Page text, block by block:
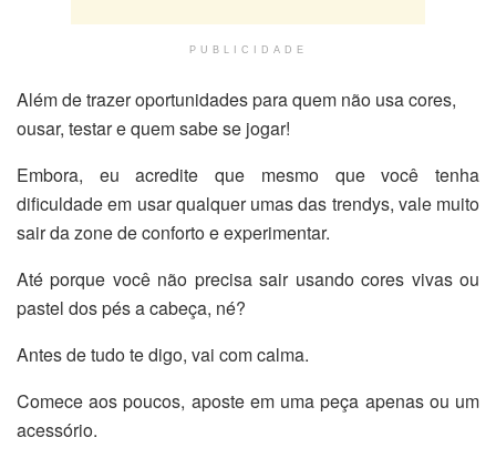
PUBLICIDADE
Além de trazer oportunidades para quem não usa cores,
ousar, testar e quem sabe se jogar!
Embora, eu acredite que mesmo que você tenha
dificuldade em usar qualquer umas das trendys, vale muito
sair da zone de conforto e experimentar.
Até porque você não precisa sair usando cores vivas ou
pastel dos pés a cabeça, né?
Antes de tudo te digo, vai com calma.
Comece aos poucos, aposte em uma peça apenas ou um
acessório.